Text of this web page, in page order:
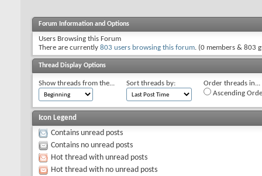
Forum Information and Options
Users Browsing this Forum
There are currently 803 users browsing this forum. (0 members & 803
Thread Display Options
Show threads from the... Sort threads by:
Order threads in...
Ascending
Icon Legend
Contains unread posts
Contains no unread posts
Hot thread with unread posts
Hot thread with no unread posts